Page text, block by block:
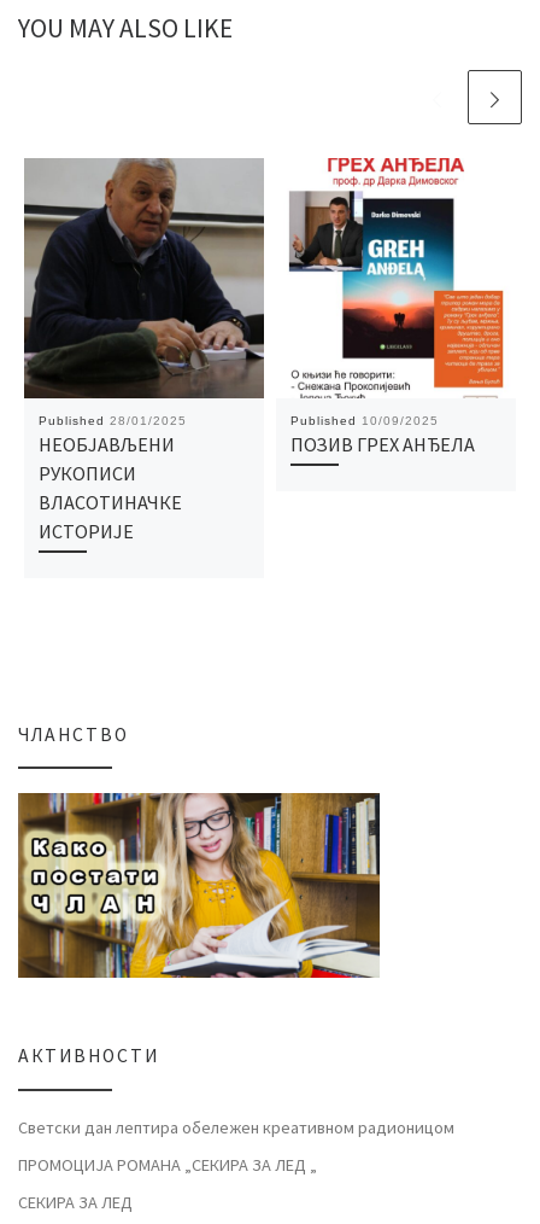
YOU MAY ALSO LIKE
Published 28/01/2025
НЕОБЈАВЉЕНИ
РУКОПИСИ
ВЛАСОТИНАЧКЕ
ИСТОРИЈЕ
Published 10/09/2025
ПОЗИВ ГРЕХ АНЂЕЛА
ЧЛАНСТВО
АКТИВНОСТИ
Светски дан лептира обележен креативном радионицом
ПРОМОЦИЈА РОМАНА „СЕКИРА ЗА ЛЕД „
СЕКИРА ЗА ЛЕД